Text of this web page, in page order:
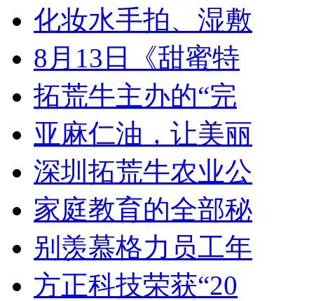
化妆水手拍、湿敷
8月13日《甜蜜特
拓荒牛主办的“完
亚麻仁油，让美丽
深圳拓荒牛农业公
家庭教育的全部秘
别羡慕格力员工年
方正科技荣获“20